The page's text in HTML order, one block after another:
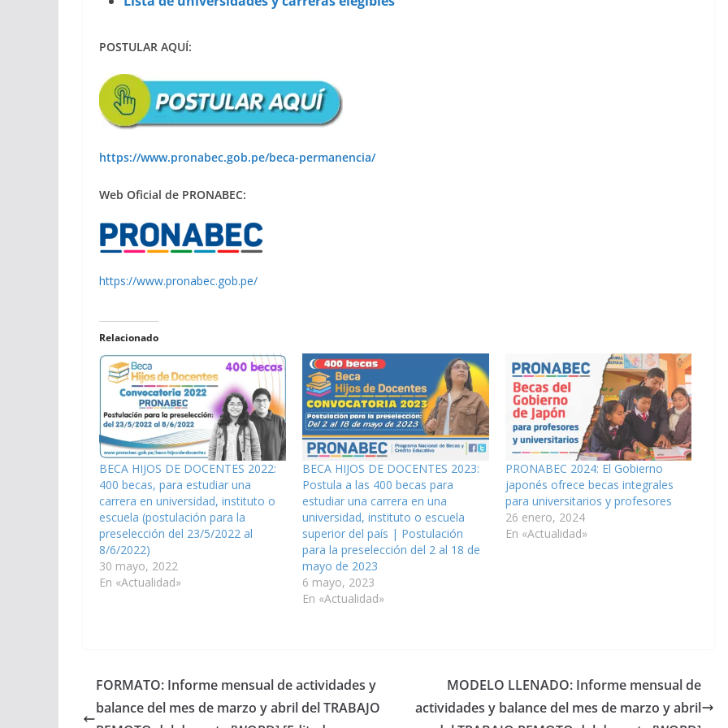
POSTULAR AQUÍ:
https://www.pronabec.gob.pe/beca-permanencia/
Web Oficial de PRONABEC:
https://www.pronabec.gob.pe/
Relacionado
BECA HIJOS DE DOCENTES 2022:
400 becas, para estudiar una
carrera en universidad, instituto o
escuela (postulación para la
preselección del 23/5/2022 al
8/6/2022)
30 mayo, 2022
En «Actualidad»
BECA HIJOS DE DOCENTES 2023:
Postula a las 400 becas para
estudiar una carrera en una
universidad, instituto o escuela
superior del país | Postulación
para la preselección del 2 al 18 de
mayo de 2023
6 mayo, 2023
En «Actualidad»
PRONABEC 2024: El Gobierno
japonés ofrece becas integrales
para universitarios y profesores
26 enero, 2024
En «Actualidad»
FORMATO: Informe mensual de actividades y
balance del mes de marzo y abril del TRABAJO
MODELO LLENADO: Informe mensual de
actividades y balance del mes de marzo y abril